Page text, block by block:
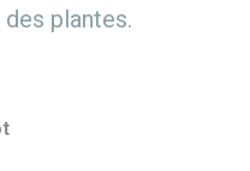
plantes.